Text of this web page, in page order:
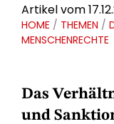
Artikel vom
HOME / THEMEN /
MENSCHENRECHTE
Das
und